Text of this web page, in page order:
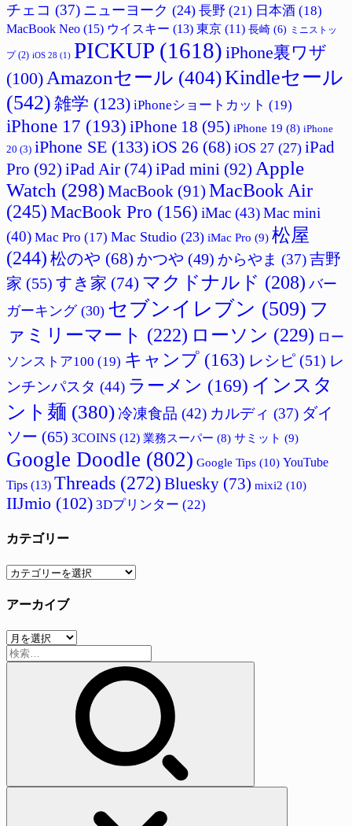
チェコ (37) ニューヨーク (24) 長野 (21) 日本酒 (18)
MacBook Neo (15) ウイスキー (13) 東京 (11) 長崎 (6) ミニストッ
プ(2) iOS 28 (1) PICKUP (1618) iPhone裏ワザ
(100)Amazonセール (404)Kindleセール
(542) 雑学 (123) iPhoneショートカット (19)
iPhone 17 (193) iPhone 18 (95) iPhone 19 (8) iPhone
20 (3) iPhone SE (133)iOS 26 (68) iOS 27 (27) iPad
Pro (92) iPad Air (74) iPad mini (92) Apple
Watch (298)MacBook (91) MacBook Air
(245) MacBook Pro (156) iMac (43)Mac mini
(40) Mac Pro (17) Mac Studio (23) iMac Pro (9) 松屋
(244) 松のや (68) かつや (49) からやま (37)吉野
家 (55) すき家 (74) マクドナルド (208) バー
ガーキング(30) セブンイレブン (509) フ
ァミリーマート (222) ローソン (229) ロー
ソンストア100 (19) キャンプ (163) レシピ (51) レ
ンチンパスタ (44) ラーメン (169) インスタ
ント麺 (380)冷凍食品 (42) カルディ (37) ダイ
ソー (65) 3COINS (12) 業務スーパー (8) サミット (9)
Google Doodle (802) Google Tips (10) YouTube
Tips (13) Threads (272) Bluesky (73) mixi2 (10)
IIJmio (102) 3Dプリンター (22)
カテゴリー
カ
ゴ
ー
アーカイブ
ア
ー
検
索: